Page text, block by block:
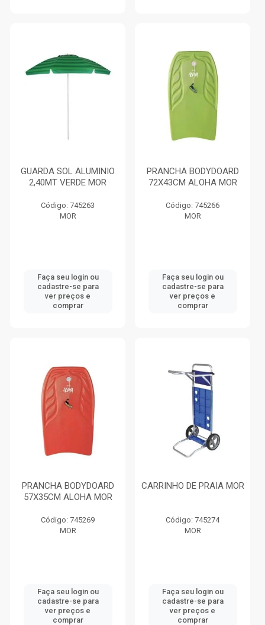
GUARDA SOL ALUMINIO
2,40MT VERDE MOR
Código: 745263
MOR
Faça seu login ou
cadastre-se para
ver preços e
comprar
PRANCHA BODYDOARD
72X43CM ALOHA MOR
Código: 745266
MOR
Faça seu login ou
cadastre-se para
ver preços e
comprar
PRANCHA BODYDOARD
57X35CM ALOHA MOR
Código: 745269
MOR
Faça seu login ou
cadastre-se para
ver preços e
comprar
CARRINHO DE PRAIA MOR
Código: 745274
MOR
Faça seu login ou
cadastre-se para
ver preços e
comprar